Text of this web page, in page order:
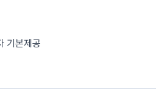
기본제공